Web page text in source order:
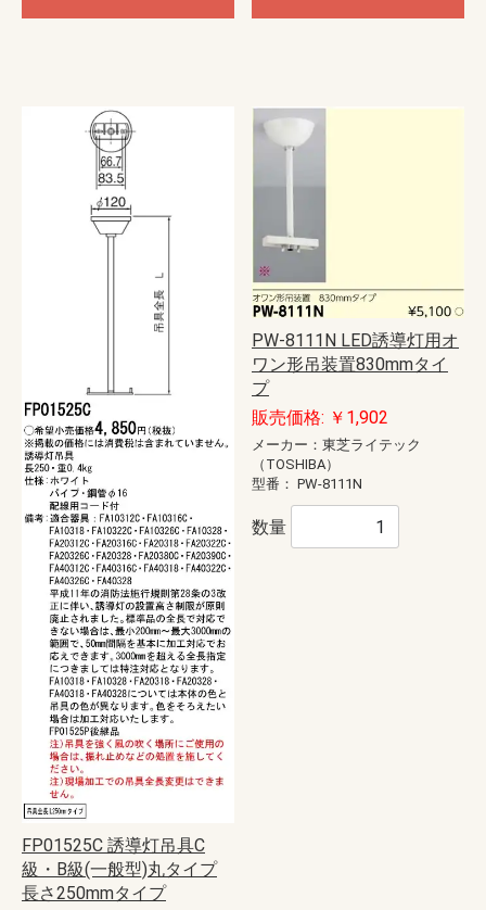
FP01525C 誘導灯吊具C
級・B級(一般型)丸タイプ
長さ250mmタイプ
PW-8111N LED誘導灯用オ
ワン形吊装置830mmタイ
プ
販売価格: ￥1,902
メーカー：東芝ライテック
（TOSHIBA）
型番： PW-8111N
数量